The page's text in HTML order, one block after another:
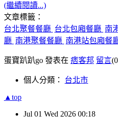
(繼續閱讀...)
文章標籤：
台北聚餐餐廳 台北包廂餐廳 南
廳 南港聚餐餐廳 南港站包廂餐
蛋寶趴趴go 發表在 痞客邦 留言
個人分類： 台北市
▲top
Jul 01 Wed 2026 00:18